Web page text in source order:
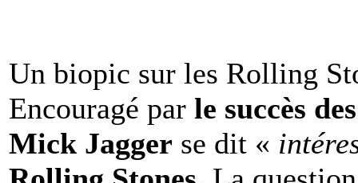
Un biopic sur les Rolling
Encouragé par le succès
Mick Jagger se dit «